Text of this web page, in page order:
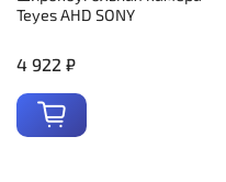
Teyes AHD SONY
4 922 ₽